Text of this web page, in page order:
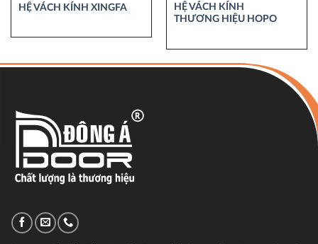
HỆ VÁCH KÍNH XINGFA
HỆ VÁCH KÍNH
THƯƠNG HIỆU HOPO